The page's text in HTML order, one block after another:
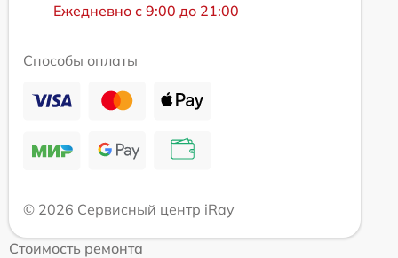
Ежедневно с 9:00 до 21:00
Способы оплаты
© 2026 Сервисный центр iRay
Стоимость ремонта